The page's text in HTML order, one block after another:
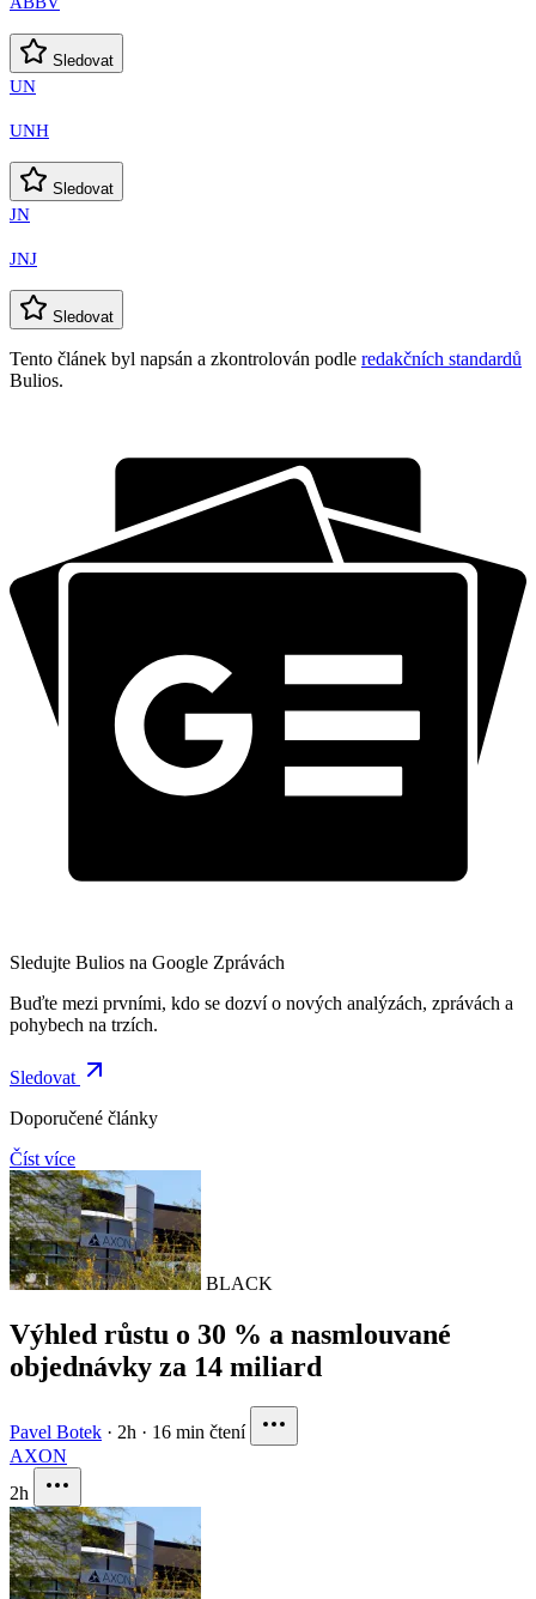
Sledovat
UN
UNH
Sledovat
JN
JNJ
Sledovat
Tento článek byl napsán a zkontrolován podle redakčních standardů
Bulios.
Sledujte Bulios na Google Zprávách
Buďte mezi prvními, kdo se dozví o nových analýzách, zprávách a
pohybech na trzích.
Sledovat
Doporučené články
Číst více
BLACK
Výhled růstu o 30 % a nasmlouvané
objednávky za 14 miliard
Pavel Botek · 2h · 16 min čtení
AXON
2h